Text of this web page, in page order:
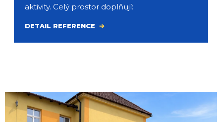
aktivity. Celý prostor doplňují:
DETAIL REFERENCE